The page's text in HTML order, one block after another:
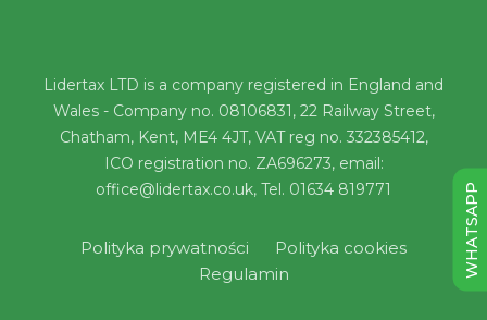
WHATSAPP
Lidertax LTD is a company registered in England and
Wales - Company no. 08106831, 22 Railway Street,
Chatham, Kent, ME4 4JT, VAT reg no. 332385412,
ICO registration no. ZA696273, email:
office@lidertax.co.uk, Tel. 01634 819771
Polityka prywatności
Polityka cookies
Regulamin